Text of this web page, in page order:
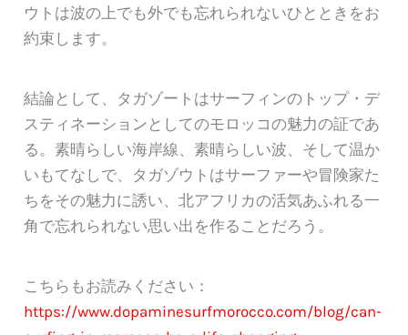
ウトは波の上でも外でも忘れられないひとときをお
約束します。
結論として、タガゾートはサーフィンのトップ・デ
スティネーションとしてのモロッコの魅力の証であ
る。素晴らしい海岸線、素晴らしい波、そして温か
いもてなしで、タガゾウトはサーファーや冒険家た
ちをその魅力に誘い、北アフリカの活気あふれる一
角で忘れられない思い出を作ることだろう。
こちらもお読みください：
https://www.dopaminesurfmorocco.com/blog/can-